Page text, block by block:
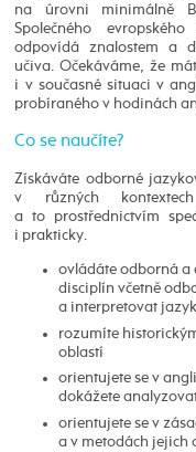
na úrovni minimálně
Společného
odpovídá znalostem a
učiva. Očekáváme, že
i v současné situaci v
probíraného v hodinách
Co se naučíte?
Získáváte odborné
v různých
a to prostřednictvím
i prakticky.
ovládáte odborná a
disciplín včetně
a interpretovat
rozumíte
oblastí
orientujete se v
dokážete
orientujete se v
a v metodách jejich